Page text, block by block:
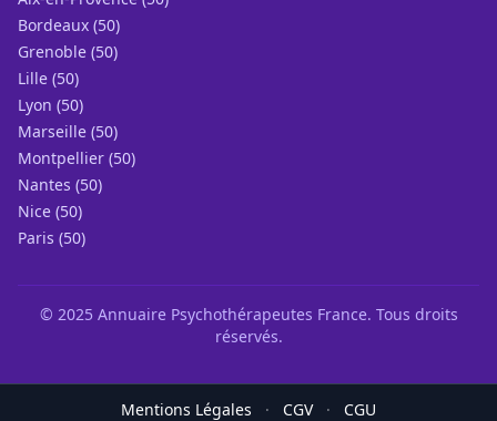
Bordeaux (50)
Grenoble (50)
Lille (50)
Lyon (50)
Marseille (50)
Montpellier (50)
Nantes (50)
Nice (50)
Paris (50)
© 2025 Annuaire Psychothérapeutes France. Tous droits
réservés.
Mentions Légales · CGV · CGU